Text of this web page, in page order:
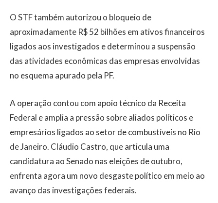
O STF também autorizou o bloqueio de
aproximadamente R$ 52 bilhões em ativos financeiros
ligados aos investigados e determinou a suspensão
das atividades econômicas das empresas envolvidas
no esquema apurado pela PF.
A operação contou com apoio técnico da Receita
Federal e amplia a pressão sobre aliados políticos e
empresários ligados ao setor de combustíveis no Rio
de Janeiro. Cláudio Castro, que articula uma
candidatura ao Senado nas eleições de outubro,
enfrenta agora um novo desgaste político em meio ao
avanço das investigações federais.